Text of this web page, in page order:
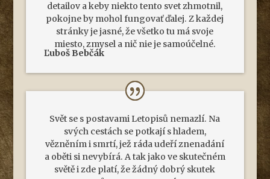
detailov a keby niekto tento svet zhmotnil,
pokojne by mohol fungovať ďalej. Z každej
stránky je jasné, že všetko tu má svoje
miesto, zmysel a nič nie je samoúčelné.
Ľuboš Bebčák
Svět se s postavami Letopisů nemazlí. Na
svých cestách se potkají s hladem,
vězněním i smrtí, jež ráda udeří znenadání
a oběti si nevybírá. A tak jako ve skutečném
světě i zde platí, že žádný dobrý skutek